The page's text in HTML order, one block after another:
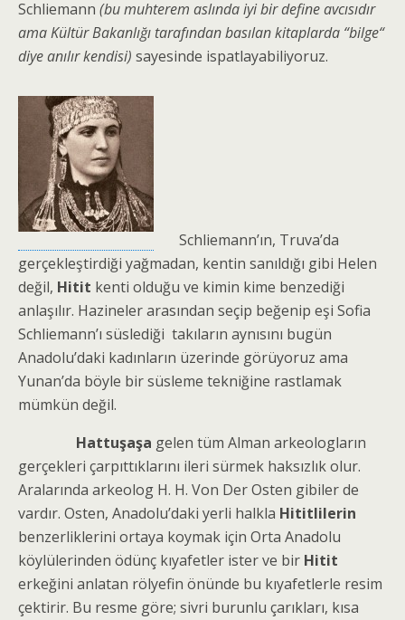
Schliemann (bu muhterem aslında iyi bir define avcısıdır
ama Kültür Bakanlığı tarafından basılan kitaplarda “bilge“
diye anılır kendisi) sayesinde ispatlayabiliyoruz.
Schliemann’ın, Truva’da
gerçekleştirdiği yağmadan, kentin sanıldığı gibi Helen
değil, Hitit kenti olduğu ve kimin kime benzediği
anlaşılır. Hazineler arasından seçip beğenip eşi Sofia
Schliemann’ı süslediği takıların aynısını bugün
Anadolu’daki kadınların üzerinde görüyoruz ama
Yunan’da böyle bir süsleme tekniğine rastlamak
mümkün değil.
Hattuşaşa gelen tüm Alman arkeologların
gerçekleri çarpıttıklarını ileri sürmek haksızlık olur.
Aralarında arkeolog H. H. Von Der Osten gibiler de
vardır. Osten, Anadolu’daki yerli halkla Hititlilerin
benzerliklerini ortaya koymak için Orta Anadolu
köylülerinden ödünç kıyafetler ister ve bir Hitit
erkeğini anlatan rölyefin önünde bu kıyafetlerle resim
çektirir. Bu resme göre; sivri burunlu çarıkları, kısa